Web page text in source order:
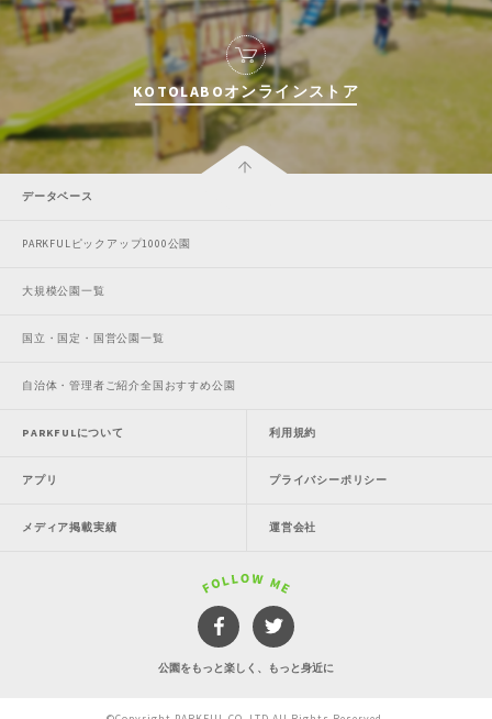
KOTOLABOオンラインストア
データベース
PARKFULピックアップ1000公園
大規模公園一覧
国立・国定・国営公園一覧
自治体・管理者ご紹介全国おすすめ公園
PARKFULについて
アプリ
メディア掲載実績
利用規約
プライバシーポリシー
運営会社
公園をもっと楽しく、もっと身近に